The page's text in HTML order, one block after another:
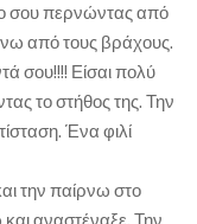
σου περνώντας από
από τους βράχους.
σου!!!! Είσαι πολύ
το στήθος της. Την
Ένα φιλί
την παίρνω στο